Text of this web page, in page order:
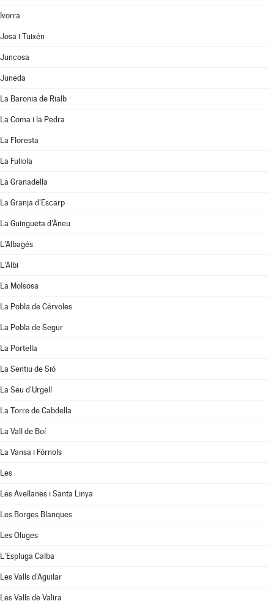
Ivorra
Josa i Tuixén
Juncosa
Juneda
La Baronia de Rialb
La Coma i la Pedra
La Floresta
La Fuliola
La Granadella
La Granja d'Escarp
La Guingueta d'Àneu
L'Albagés
L'Albi
La Molsosa
La Pobla de Cérvoles
La Pobla de Segur
La Portella
La Sentiu de Sió
La Seu d'Urgell
La Torre de Cabdella
La Vall de Boí
La Vansa i Fórnols
Les
Les Avellanes i Santa Linya
Les Borges Blanques
Les Oluges
L'Espluga Calba
Les Valls d'Aguilar
Les Valls de Valira